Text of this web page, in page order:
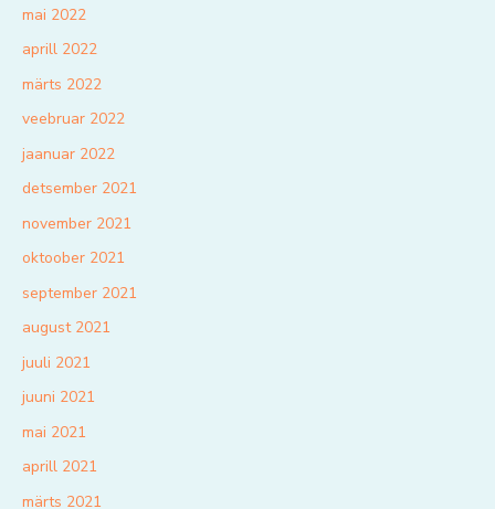
mai 2022
aprill 2022
märts 2022
veebruar 2022
jaanuar 2022
detsember 2021
november 2021
oktoober 2021
september 2021
august 2021
juuli 2021
juuni 2021
mai 2021
aprill 2021
märts 2021